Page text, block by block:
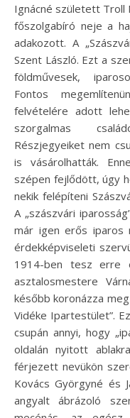
Ignácné született Troll
főszolgabíró neje a
adakozott. A
Szent László. Ezt a
földművesek,
Fontos
felvételére adott
szorgalmas
Részjegyeiket nem
is vásárolhatták.
szépen fejlődött, úgy
nekik felépíteni
A „szászvári
már igen erős iparos
érdekképviseleti
1914-ben tesz erre
asztalosmestere
később koronázza
Vidéke Ipartestület”.
csupán annyi, hogy
oldalán nyitott
férjezett nevükön
Kovács Györgyné és
angyalt ábrázoló